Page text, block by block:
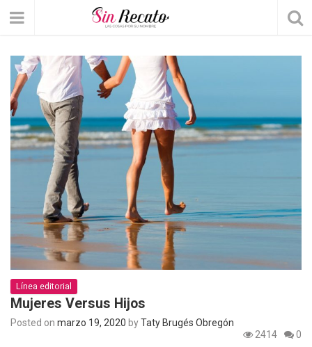
Línea editorial
Mujeres Versus Hijos
Posted on marzo 19, 2020 byTaty Brugés Obregón
2414
0